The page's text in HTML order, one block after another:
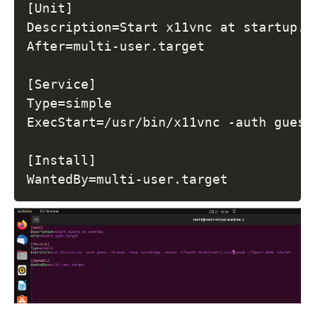
[Unit ]
Description=
After=multi-user.target
[Service]
Type=
ExecStart=/usr/bin/x11vnc -auth
[Install ]
WantedBy=